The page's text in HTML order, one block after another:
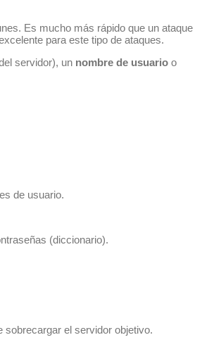
Es mucho más rápido que un ataque
para este tipo de ataques.
servidor), un nombre de usuario o
de usuario.
(diccionario).
sobrecargar el servidor objetivo.